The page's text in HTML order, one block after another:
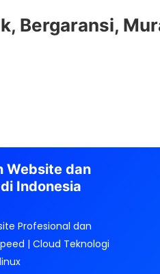
Bergaransi,
Website dan
Indonesia
Profesional dan
| Cloud Teknologi